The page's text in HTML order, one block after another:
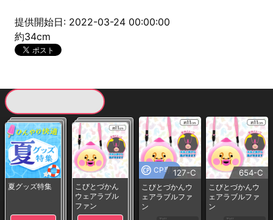
提供開始日: 2022-03-24 00:00:00
約34cm
夏グッズ特集
こびとづかん
ウェアラブル
ファン
CP専用127-C
こびとづかんウ
ェアラブルファ
ン
1PLAY
654-C
こびとづかんウ
ェアラブルファ
ン
1PLAY